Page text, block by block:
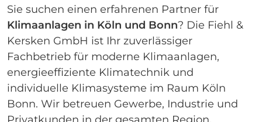
Sie suchen einen erfahrenen Partner für
Klimaanlagen in Köln und Bonn? Die Fiehl &
Kersken GmbH ist Ihr zuverlässiger
Fachbetrieb für moderne Klimaanlagen,
energieeffiziente Klimatechnik und
individuelle Klimasysteme im Raum Köln
Bonn. Wir betreuen Gewerbe, Industrie und